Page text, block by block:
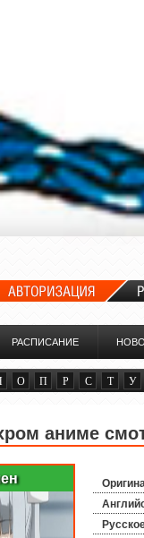
РАСПИСАНИЕ
О П Р С Т У
аниме